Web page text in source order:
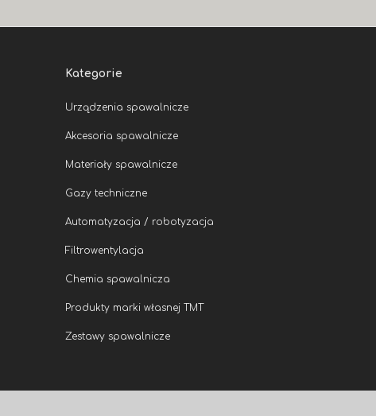
Kategorie
Urządzenia spawalnicze
Akcesoria spawalnicze
Materiały spawalnicze
Gazy techniczne
Automatyzacja / robotyzacja
Filtrowentylacja
Chemia spawalnicza
Produkty marki własnej TMT
Zestawy spawalnicze